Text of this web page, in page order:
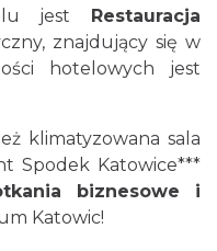
jest Restauracja
znajdujący się w
hotelowych jest
klimatyzowana sala
Spodek Katowice***
biznesowe i
Katowic!